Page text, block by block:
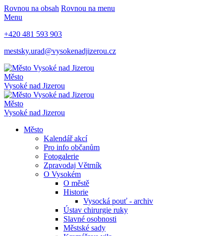
Rovnou na obsah Rovnou na menu
Menu
+420 481 593 903
mestsky.urad@vysokenadjizerou.cz
Město
Vysoké nad Jizerou
Město
Vysoké nad Jizerou
Město
Kalendář akcí
Pro info občanům
Fotogalerie
Zpravodaj Větrník
O Vysokém
O městě
Historie
Vysocká pouť - archiv
Ústav chirurgie ruky
Slavné osobnosti
Městské sady